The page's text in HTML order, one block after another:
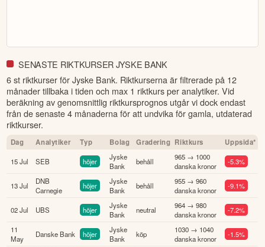
SENASTE RIKTKURSER JYSKE BANK
6 st riktkurser för Jyske Bank. Riktkurserna är filtrerade på 12
månader tillbaka i tiden och max 1 riktkurs per analytiker. Vid
beräkning av genomsnittlig riktkursprognos utgår vi dock endast
från de senaste 4 månaderna för att undvika för gamla, utdaterad
riktkurser.
Dag Analytiker Typ Bolag Gradering Riktkurs Uppsida*
15 Jul SEB höjer
Jyske
Bank
behåll
965 → 1000
danska kronor
-5.3%
13 Jul
DNB
Carnegie
höjer
Jyske
Bank
behåll
955 → 960
danska kronor
-9.1%
02 Jul UBS höjer
Jyske
Bank
neutral
964 → 980
danska kronor
-7.2%
11
May
Danske Bank höjer
Jyske
Bank
köp
1030 → 1040
danska kronor
-1.5%